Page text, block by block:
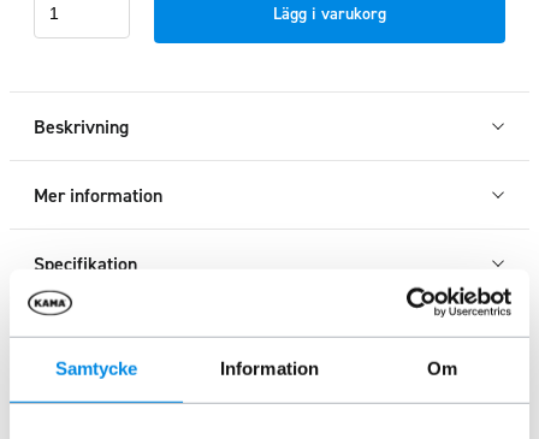
Samtycke Information Om
X-
klass
Lägg i varukorg
Beskrivning
Mer information
Specifikation
Liknande produkter